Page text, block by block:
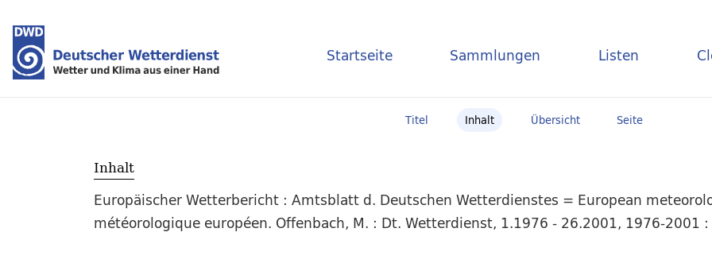
Startseite Sammlungen Listen
Titel Inhalt Übersicht Seite
Inhalt
Europäischer Wetterbericht : Amtsblatt d. Deutschen Wetterdienstes = European
météorologique européen. Offenbach, M. : Dt. Wetterdienst, 1.1976 - 26.2001, 1976-2001